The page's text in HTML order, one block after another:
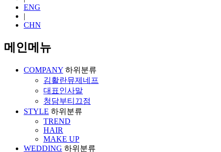
ENG
|
CHN
메인메뉴
COMPANY 하위분류
김활란뮤제네프
대표인사말
청담부티끄점
STYLE 하위분류
TREND
HAIR
MAKE UP
WEDDING 하위분류